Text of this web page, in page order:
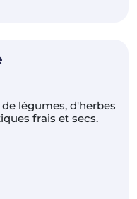
légumes, d'herbes
frais et secs.